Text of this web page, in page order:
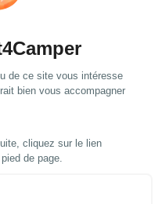
Choisir le modèle
En stock